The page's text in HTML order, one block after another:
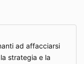
ad affacciarsi
strategia e la